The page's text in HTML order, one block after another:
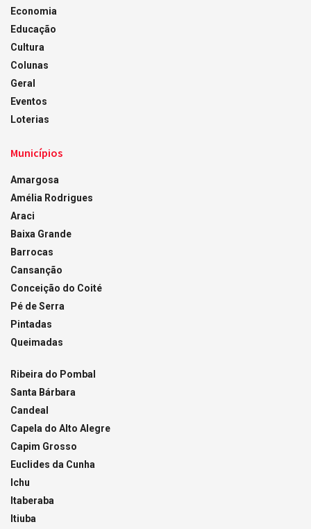
Economia
Educação
Cultura
Colunas
Geral
Eventos
Loterias
Municípios
Amargosa
Amélia Rodrigues
Araci
Baixa Grande
Barrocas
Cansanção
Conceição do Coité
Pé de Serra
Pintadas
Queimadas
Ribeira do Pombal
Santa Bárbara
Candeal
Capela do Alto Alegre
Capim Grosso
Euclides da Cunha
Ichu
Itaberaba
Itiuba